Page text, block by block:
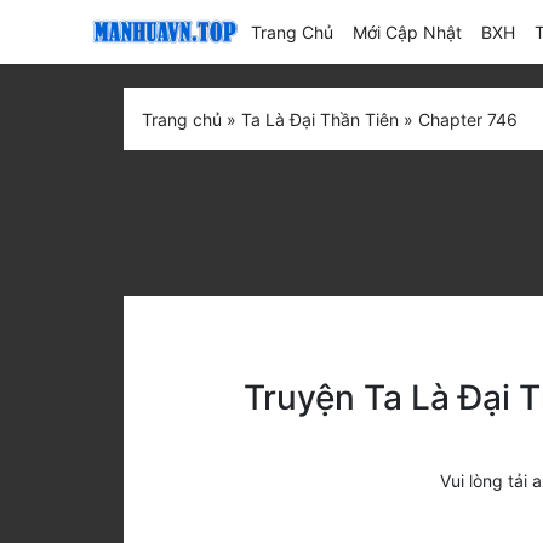
Trang Chủ Mới Cập Nhật(current)
BXH
Trang chủ » Ta Là Đại Thần Tiên » Chapter 746
Truyện Ta Là Đại
Vui lòng tải